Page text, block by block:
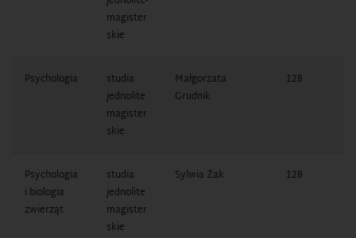
magister
skie
Psychologia
studia
jednolite
magister
skie
Małgorzata
Grudnik
128
Psychologia
i biologia
zwierząt
studia
jednolite
magister
skie
Sylwia Żak 128